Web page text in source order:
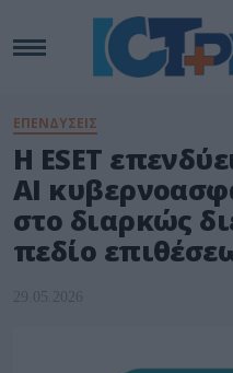
ΕΠΕΝΔΥΣΕΙΣ
Η ESET
AI
στο διαρκώς
πεδίο
29.05.2026